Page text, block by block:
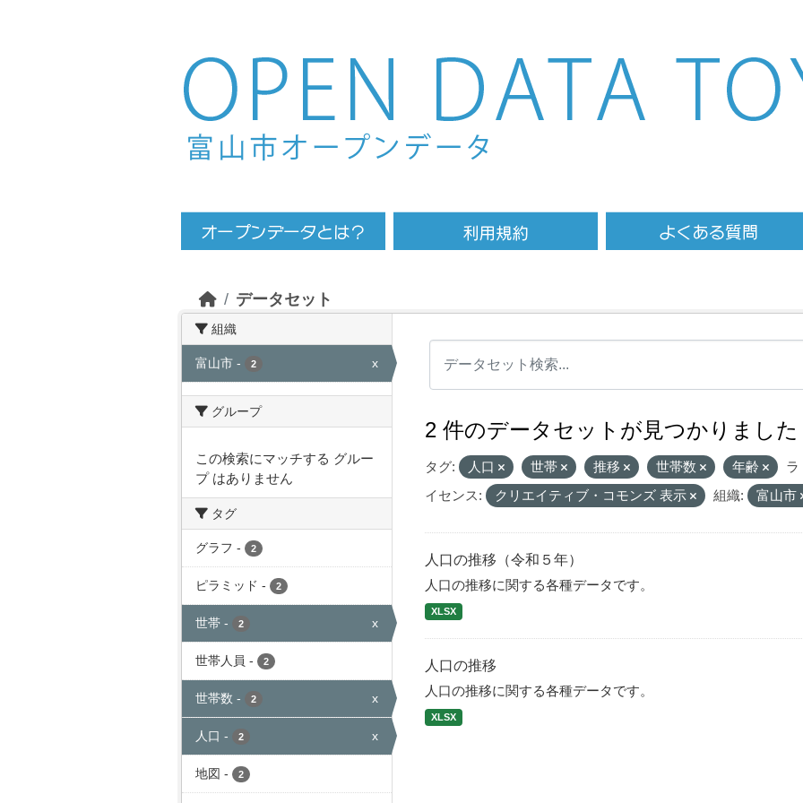
Skip to main content
データセット
組織
富山市 - 2 x
グループ
この検索にマッチする グルー
プ はありません
タグ
グラフ - 2
ピラミッド - 2
世帯 - 2 x
世帯人員 - 2
世帯数 - 2 x
人口 - 2 x
地図 - 2
2 件のデータセットが見つかりました
タグ: 人口 世帯 推移 世帯数 年齢
ラ
イセンス:
クリエイティブ・コモンズ 表示 組織: 富山市
人口の推移（令和５年）
人口の推移に関する各種データです。
XLSX
人口の推移
人口の推移に関する各種データです。
XLSX